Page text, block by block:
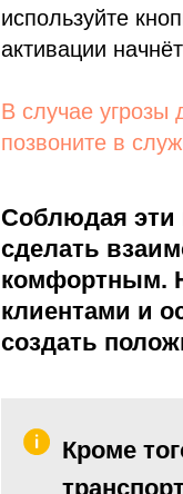
используйте
активации
В случае угрозы
позвоните в
Соблюдая
сделать
комфортным.
клиентами и
создать
Кроме